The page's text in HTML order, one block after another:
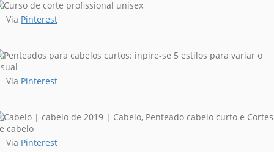
Via Pinterest
Via Pinterest
Via Pinterest